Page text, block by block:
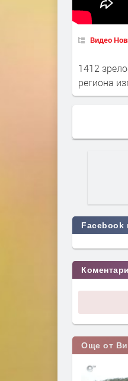
Видео
1412
региона
Facebook
Още от